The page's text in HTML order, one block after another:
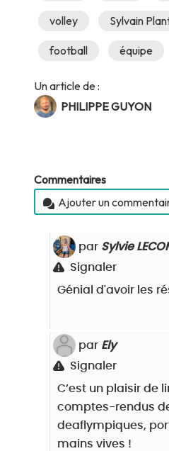
volley Sylvain
football équipe
Un article de :
PHILIPPE GUYON
Commentaires
Ajouter un
par Sylvie
Signaler
Génial d'avoir les
par Ely
Signaler
C’est un plaisir de
comptes-rendus
deaflympiques,
mains vives !